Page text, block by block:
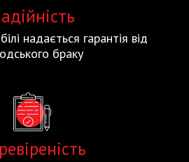
надається гарантія від
браку